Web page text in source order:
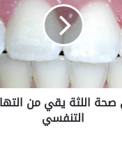
اللثة يقي من
التنفسي